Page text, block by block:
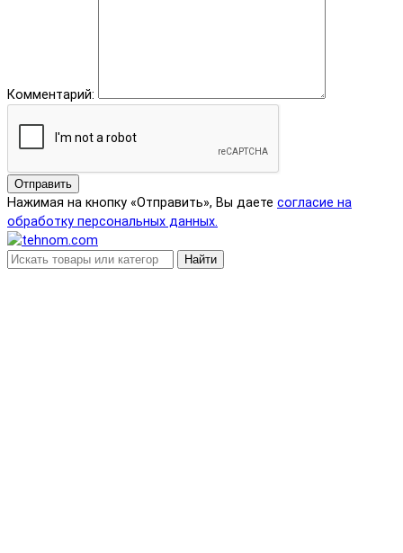
Комментарий:
Отправить
Нажимая на кнопку «Отправить», Вы даете согласие на
обработку персональных данных.
Найти